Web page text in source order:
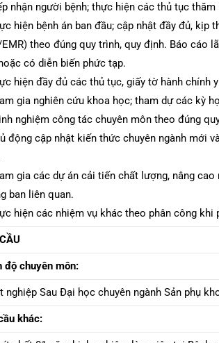
nhận người bệnh; thực hiện các thủ tục
hiện bệnh án ban đầu; cập nhật đầy đủ, kịp
theo đúng quy trình, quy định. Báo cáo
có diễn biến phức tạp.
hiện đầy đủ các thủ tục, giấy tờ hành chính
gia nghiên cứu khoa học; tham dự các kỳ
nghiệm công tác chuyên môn theo đúng
động cập nhật kiến thức chuyên ngành mới
gia các dự án cải tiến chất lượng, nâng
ban liên quan.
hiện các nhiệm vụ khác theo phân công khi
độ chuyên môn:
nghiệp Sau Đại học chuyên ngành Sản phụ
khác: